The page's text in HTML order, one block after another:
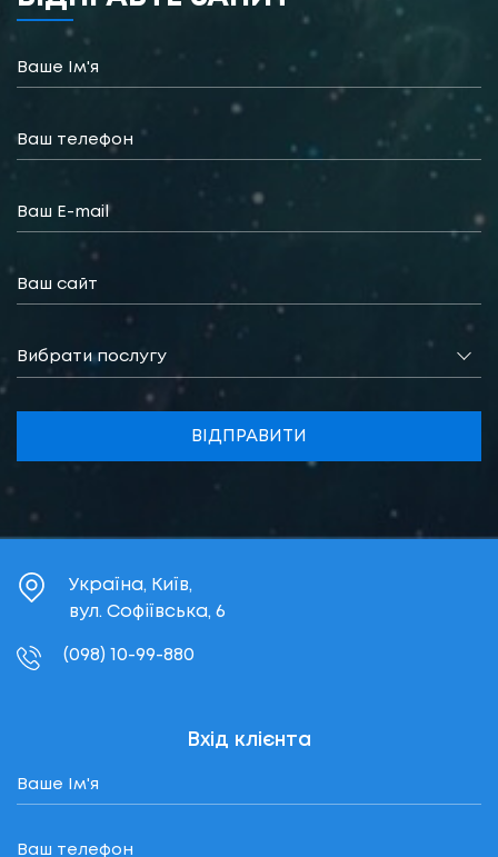
Вибрати послугу
ВІДПРАВИТИ
Україна, Київ,
вул. Софіївська, 6
(098) 10-99-880
Вхід клієнта